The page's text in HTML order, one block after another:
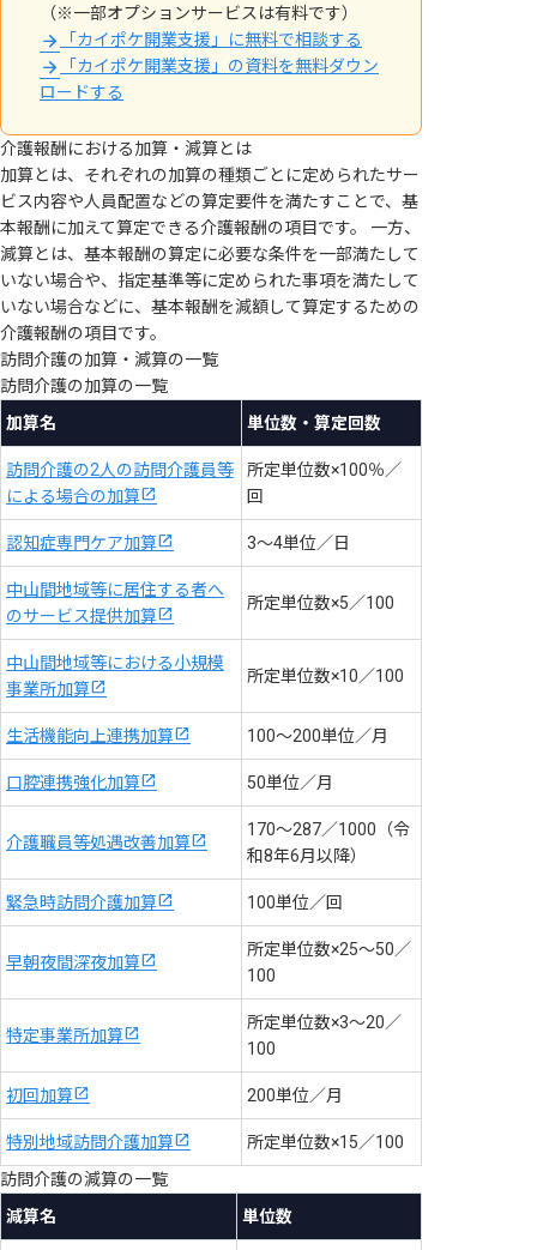
（※一部オプションサービスは有料です）
「カイポケ開業支援」に無料で相談する
「カイポケ開業支援」の資料を無料ダウン
ロードする
介護報酬における加算・減算とは
加算とは、それぞれの加算の種類ごとに定められたサー
ビス内容や人員配置などの算定要件を満たすことで、基
本報酬に加えて算定できる介護報酬の項目です。 一方、
減算とは、基本報酬の算定に必要な条件を一部満たして
いない場合や、指定基準等に定められた事項を満たして
いない場合などに、基本報酬を減額して算定するための
介護報酬の項目です。
訪問介護の加算・減算の一覧
訪問介護の加算の一覧
加算名
単位数・算定回数
訪問介護の2人の訪問介護員等
による場合の加算
所定単位数×100％／
回
認知症専門ケア加算 3～4単位／日
中山間地域等に居住する者へ
のサービス提供加算
所定単位数×5／100
中山間地域等における小規模
事業所加算
所定単位数×10／100
生活機能向上連携加算 100～200単位／月
口腔連携強化加算 50単位／月
介護職員等処遇改善加算
170～287／1000（令
和8年6月以降）
緊急時訪問介護加算 100単位／回
早朝夜間深夜加算
所定単位数×25～50／
100
特定事業所加算
所定単位数×3～20／
100
初回加算 200単位／月
特別地域訪問介護加算
所定単位数×15／100
訪問介護の減算の一覧
減算名
単位数